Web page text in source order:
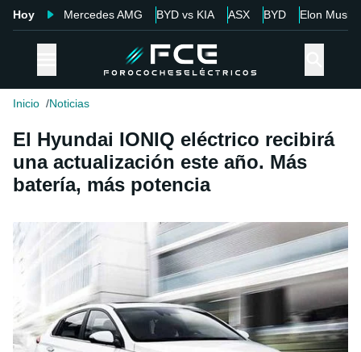
Hoy Mercedes AMG BYD vs KIA ASX BYD Elon Musk
Inicio Noticias
El Hyundai IONIQ eléctrico recibirá
una actualización este año. Más
batería, más potencia